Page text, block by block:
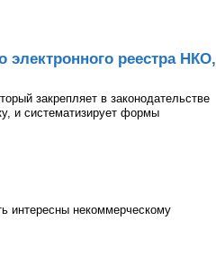
электронного реестра НКО,
закрепляет в законодательстве
и систематизирует формы
интересны некоммерческому